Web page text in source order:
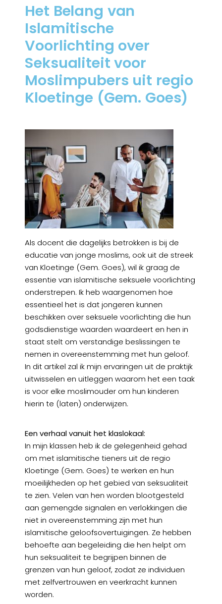
Het Belang van
Islamitische
Voorlichting over
Seksualiteit voor
Moslimpubers uit regio
Kloetinge (Gem. Goes)
Als docent die dagelijks betrokken is bij de
educatie van jonge moslims, ook uit de streek
van Kloetinge (Gem. Goes), wil ik graag de
essentie van islamitische seksuele voorlichting
onderstrepen. Ik heb waargenomen hoe
essentieel het is dat jongeren kunnen
beschikken over seksuele voorlichting die hun
godsdienstige waarden waardeert en hen in
staat stelt om verstandige beslissingen te
nemen in overeenstemming met hun geloof.
In dit artikel zal ik mijn ervaringen uit de praktijk
uitwisselen en uitleggen waarom het een taak
is voor elke moslimouder om hun kinderen
hierin te (laten) onderwijzen.
Een verhaal vanuit het klaslokaal:
In mijn klassen heb ik de gelegenheid gehad
om met islamitische tieners uit de regio
Kloetinge (Gem. Goes) te werken en hun
moeilijkheden op het gebied van seksualiteit
te zien. Velen van hen worden blootgesteld
aan gemengde signalen en verlokkingen die
niet in overeenstemming zijn met hun
islamitische geloofsovertuigingen. Ze hebben
behoefte aan begeleiding die hen helpt om
hun seksualiteit te begrijpen binnen de
grenzen van hun geloof, zodat ze individuen
met zelfvertrouwen en veerkracht kunnen
worden.